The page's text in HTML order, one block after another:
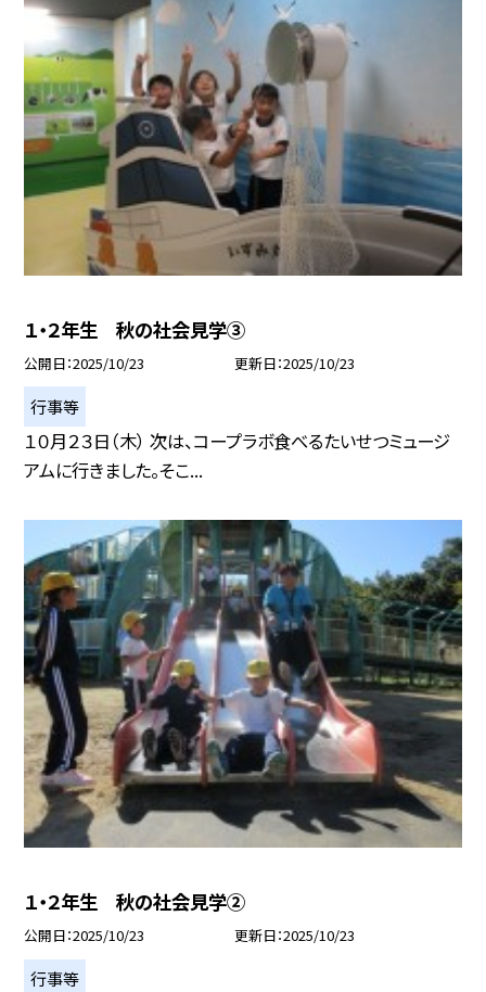
１・２年生 秋の社会見学③
公開日 2025/10/23 更新日 2025/10/23
行事等
１０月２３日（木） 次は、コープラボ食べるたいせつミュージ
アムに行きました。そこ...
１・２年生 秋の社会見学②
公開日 2025/10/23 更新日 2025/10/23
行事等